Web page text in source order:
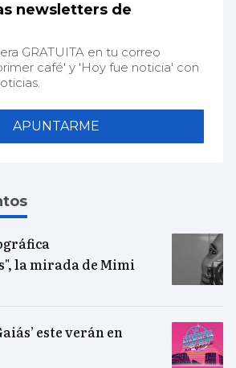
newsletters de
GRATUITA en tu correo
café' y 'Hoy fue noticia' con
APUNTARME
la mirada de Mimi
este verán en